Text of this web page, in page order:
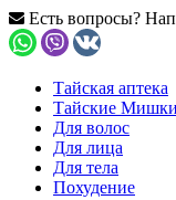
Есть вопросы?
Тайская аптека
Тайские
Для волос
Для лица
Для тела
Похудение